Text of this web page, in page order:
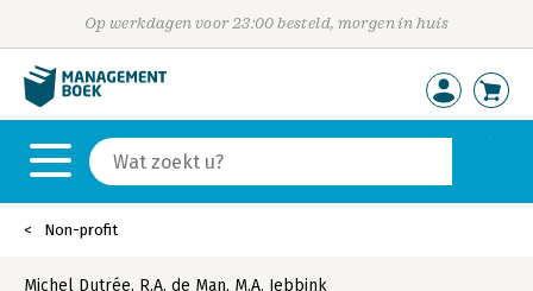
Op werkdagen voor 23:00 besteld, morgen in huis
Non-profit
Michel Dutrée, R.A. de Man, M.A. Jebbink